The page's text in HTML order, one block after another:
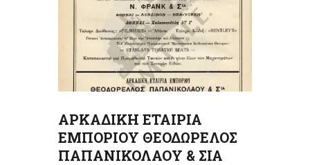
ΑΡΚΑΔΙΚΗ ΕΤΑΙΡΙΑ
ΕΜΠΟΡΙΟΥ ΘΕΟΔΩΡΕΛΟΣ
ΠΑΠΑΝΙΚΟΛΑΟΥ & ΣΙΑ